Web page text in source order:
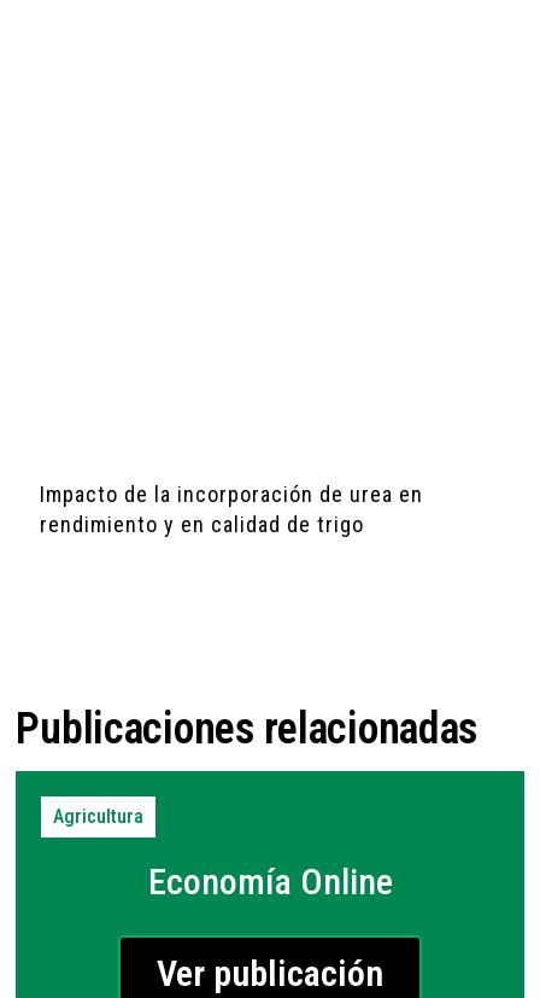
Impacto de la incorporación de urea en
rendimiento y en calidad de trigo
Agricultura
Economía Online
Ver publicación
Publicaciones relacionadas